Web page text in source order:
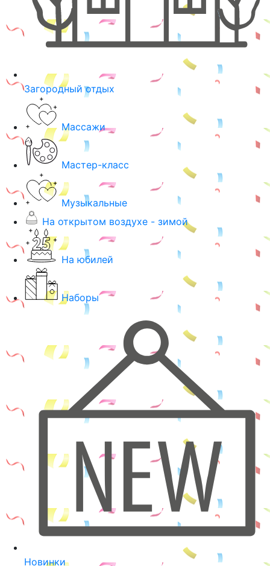
Загородный отдых
Массажи
Мастер-класс
Музыкальные
На открытом воздухе - зимой
На юбилей
Наборы
Новинки